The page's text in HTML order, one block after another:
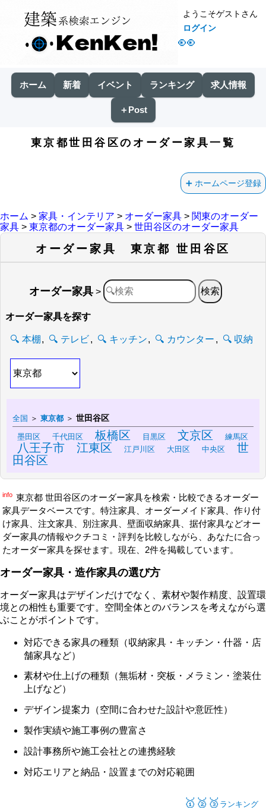
👀
ようこそゲストさん
ログイン
ホーム 新着 イベント ランキング 求人情報
＋Post
東京都世田谷区のオーダー家具一覧
ホームページ登録
ホーム > 家具・インテリア > オーダー家具 > 関東のオーダー
家具 > 東京都のオーダー家具 > 世田谷区のオーダー家具
オーダー家具 東京都 世田谷区
オーダー家具 >
オーダー家具を探す
本棚 テレビ キッチン カウンター 収納
全国 ＞ 東京都 ＞ 世田谷区
墨田区 千代田区 板橋区 目黒区 文京区 練馬区
八王子市 江東区 江戸川区 大田区 中央区
世
田谷区
info 東京都 世田谷区のオーダー家具を検索・比較できるオーダー
家具データベースです。特注家具、オーダーメイド家具、作り付
け家具、注文家具、別注家具、壁面収納家具、据付家具などオー
ダー家具の情報やクチコミ・評判を比較しながら、あなたに合っ
たオーダー家具を探せます。現在、2件を掲載しています。
オーダー家具・造作家具の選び方
オーダー家具はデザインだけでなく、素材や製作精度、設置環
境との相性も重要です。空間全体とのバランスを考えながら選
ぶことがポイントです。
対応できる家具の種類（収納家具・キッチン・什器・店
舗家具など）
素材や仕上げの種類（無垢材・突板・メラミン・塗装仕
上げなど）
デザイン提案力（空間に合わせた設計や意匠性）
製作実績や施工事例の豊富さ
設計事務所や施工会社との連携経験
対応エリアと納品・設置までの対応範囲
🥇🥈🥉 ランキング